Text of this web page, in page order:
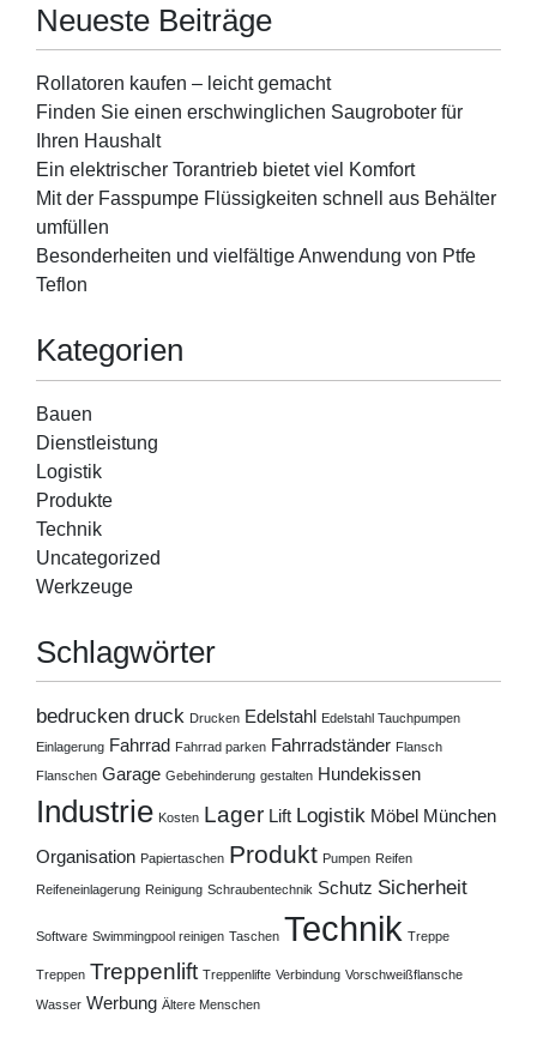
Neueste Beiträge
Rollatoren kaufen – leicht gemacht
Finden Sie einen erschwinglichen Saugroboter für
Ihren Haushalt
Ein elektrischer Torantrieb bietet viel Komfort
Mit der Fasspumpe Flüssigkeiten schnell aus Behälter
umfüllen
Besonderheiten und vielfältige Anwendung von Ptfe
Teflon
Kategorien
Bauen
Dienstleistung
Logistik
Produkte
Technik
Uncategorized
Werkzeuge
Schlagwörter
bedrucken druck Drucken Edelstahl
Edelstahl Tauchpumpen
Einlagerung Fahrrad Fahrrad parken Fahrradständer Flansch
Flanschen Garage Gebehinderung gestalten Hundekissen
Industrie Kosten Lager Lift Logistik Möbel München
Organisation Papiertaschen Produkt Pumpen Reifen
Reifeneinlagerung Reinigung Schraubentechnik Schutz Sicherheit
Software Swimmingpool reinigen Taschen Technik Treppe
Treppen Treppenlift Treppenlifte Verbindung Vorschweißflansche
Wasser Werbung Ältere Menschen